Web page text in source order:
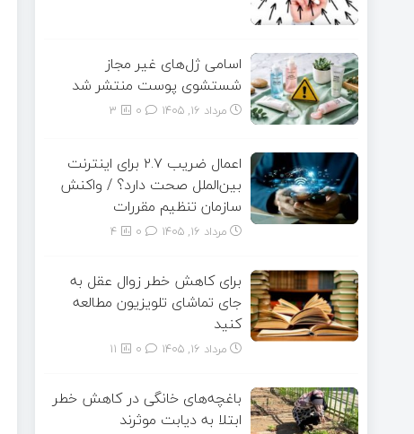
اسامی ژل‌های غیر مجاز
شستشوی پوست منتشر شد
مرداد ۱۶, ۱۴۰۵ 3
اعمال ضریب ۲.۷ برای اینترنت
بین‌الملل صحت دارد؟ / واکنش
سازمان تنظیم مقررات
مرداد ۱۶, ۱۴۰۵ 4
برای کاهش خطر زوال عقل به
جای تماشای تلویزیون مطالعه
کنید
مرداد ۱۶, ۱۴۰۵ 11
باغچه‌های خانگی در کاهش خطر
ابتلا به دیابت موثرند